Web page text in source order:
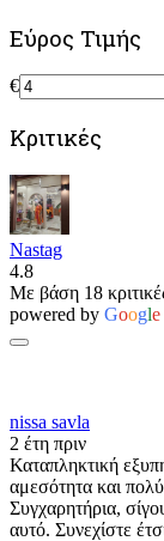
Εύρος Τιμής
€
Κριτικές
Nastag
4.8
Με βάση 18
powered by Google
nissa savla
2 έτη πριν
Καταπληκτική
αμεσότητα και
Συγχαρητήρια,
αυτό. Συνεχίστε